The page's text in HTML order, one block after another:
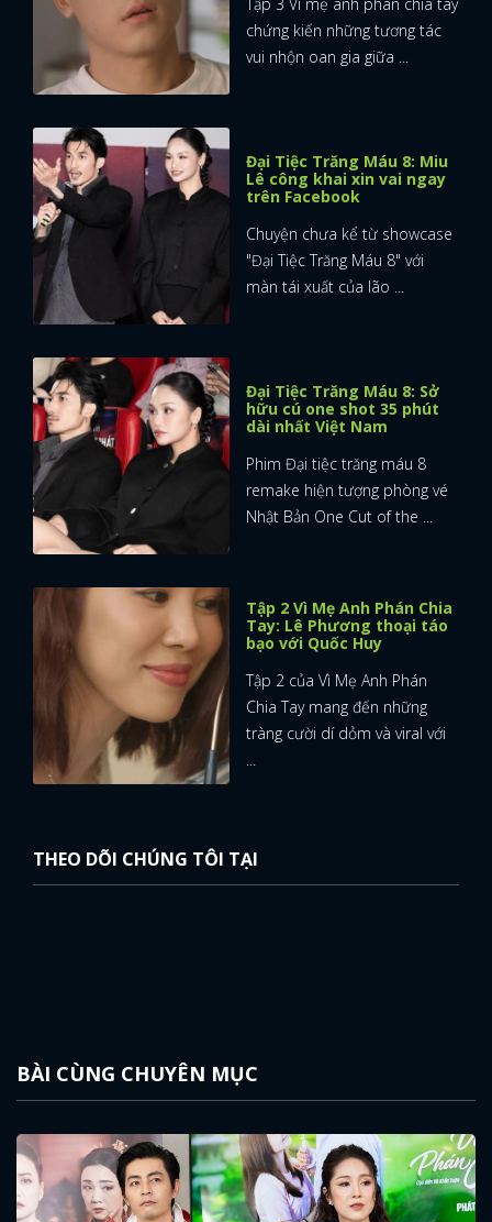
FACEBOOK GOOGLE
chứng kiến những tương tác
vui nhộn oan gia giữa ...
Đại Tiệc Trăng Máu 8: Miu
Lê công khai xin vai ngay
trên Facebook
Chuyện chưa kể từ showcase
"Đại Tiệc Trăng Máu 8" với
màn tái xuất của lão ...
Đại Tiệc Trăng Máu 8: Sở
hữu cú one shot 35 phút
dài nhất Việt Nam
Phim Đại tiệc trăng máu 8
remake hiện tượng phòng vé
Nhật Bản One Cut of the ...
Tập 2 Vì Mẹ Anh Phán Chia
Tay: Lê Phương thoại táo
bạo với Quốc Huy
Tập 2 của Vì Mẹ Anh Phán
Chia Tay mang đến những
tràng cười dí dỏm và viral với
...
THEO DÕI CHÚNG TÔI TẠI
BÀI CÙNG CHUYÊN MỤC